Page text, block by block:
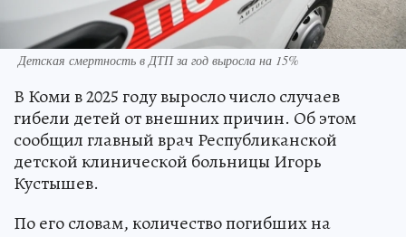
Детская смертность в ДТП за год выросла на 15%
В Коми в 2025 году выросло число случаев
гибели детей от внешних причин. Об этом
сообщил главный врач Республиканской
детской клинической больницы Игорь
Кустышев.
По его словам, количество погибших на